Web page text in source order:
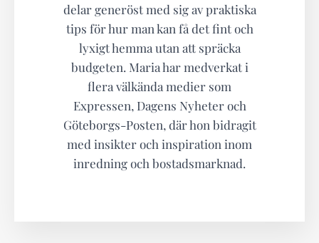
delar generöst med sig av praktiska
tips för hur man kan få det fint och
lyxigt hemma utan att spräcka
budgeten. Maria har medverkat i
flera välkända medier som
Expressen, Dagens Nyheter och
Göteborgs-Posten, där hon bidragit
med insikter och inspiration inom
inredning och bostadsmarknad.